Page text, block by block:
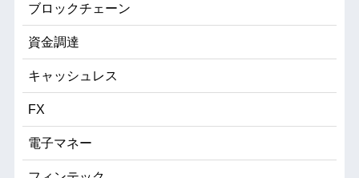
ブロックチェーン
資金調達
キャッシュレス
FX
電子マネー